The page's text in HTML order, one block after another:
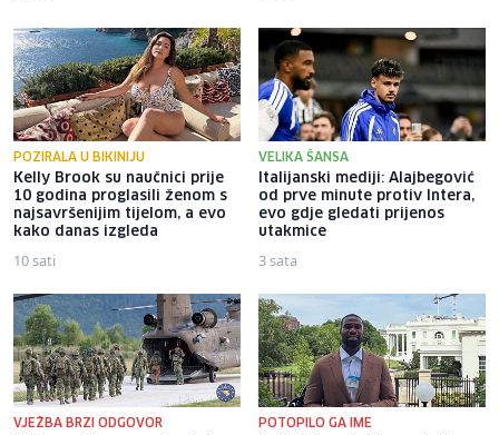
POZIRALA U BIKINIJU
Kelly Brook su naučnici prije
10 godina proglasili ženom s
najsavršenijim tijelom, a evo
kako danas izgleda
10 sati
VELIKA ŠANSA
Italijanski mediji: Alajbegović
od prve minute protiv Intera,
evo gdje gledati prijenos
utakmice
3 sata
VJEŽBA BRZI ODGOVOR POTOPILO GA IME